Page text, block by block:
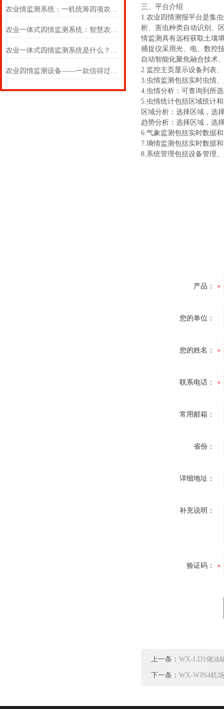
农业情监测系统：一机统筹四项农情监测，依托数据实现农田科学化管护
农业一体式四情监测系统：智慧农业的“四大金刚”
农业一体式四情监测系统是什么？2024+全境+派送(大田四情监测调度系统)！
农业四情监测设备——一款信得过的农业一体式四情监测系统
三、平台介绍
1.农业四情测报平台是集
析、害虫种类自动识别、
情监测具有远程获取土壤
捕捉仪采用光、电、数控
自动智能化聚焦融合技术
2.监控主页显示设备列表
3.虫情监测包括实时虫情
4.虫情分析：可查询到所
5.虫情统计包括区域统计
区域分析：选择区域，选
趋势分析：选择区域，选
6.气象监测包括实时数据
7.墒情监测包括实时数据
8.系统管理包括设备管理
产品：
您的单位：
您的姓名：
联系电话：
常用邮箱：
省份：
详细地址：
补充说明：
验证码：
上一条： WX-LD1储油
下一条： WX-WJN4机